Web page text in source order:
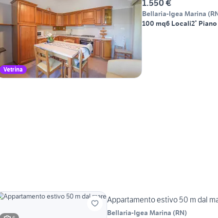
Vetrina
1.550 €
Bellaria-Igea Marina (
100 mq6 Locali2° Piano
Appartamento estivo 50 m dal
Bellaria-Igea Marina (RN)